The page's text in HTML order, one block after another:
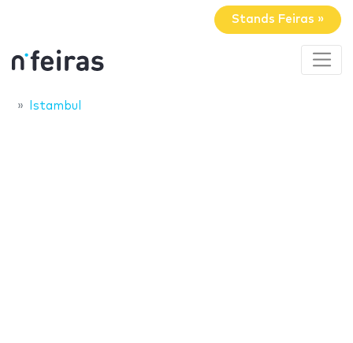
Stands Feiras »
Istambul